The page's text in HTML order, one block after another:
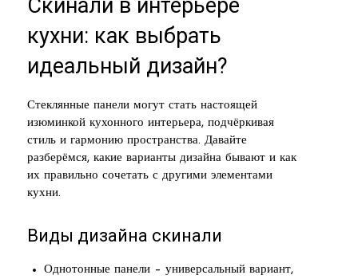
Скинали в интерьере
кухни: как выбрать
идеальный дизайн?
Стеклянные панели могут стать настоящей
изюминкой кухонного интерьера, подчёркивая
стиль и гармонию пространства. Давайте
разберёмся, какие варианты дизайна бывают и как
их правильно сочетать с другими элементами
кухни.
Виды дизайна скинали
Однотонные панели – универсальный вариант,